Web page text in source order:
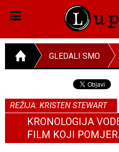
GLEDALI SMO
REŽIJA: KRISTEN STEWART
KRONOLOGIJA
FILM KOJI